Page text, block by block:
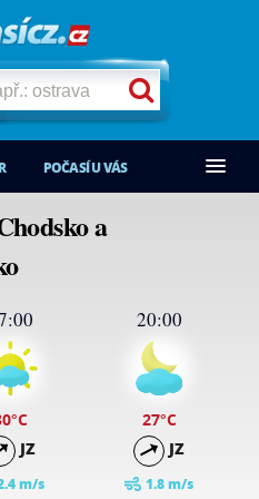
POČASÍ U VÁS
a
°C
JZ
m/s
20:00
27°C
JZ
1.8 m/s